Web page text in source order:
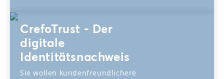
CrefoTrust - Der
digitale
Identitätsnachweis
Sie wollen kundenfreundlichere